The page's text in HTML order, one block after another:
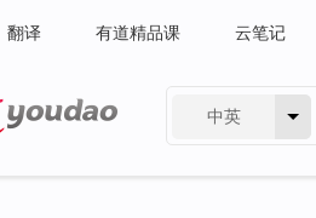
翻译 有道精品课 云笔记
中英